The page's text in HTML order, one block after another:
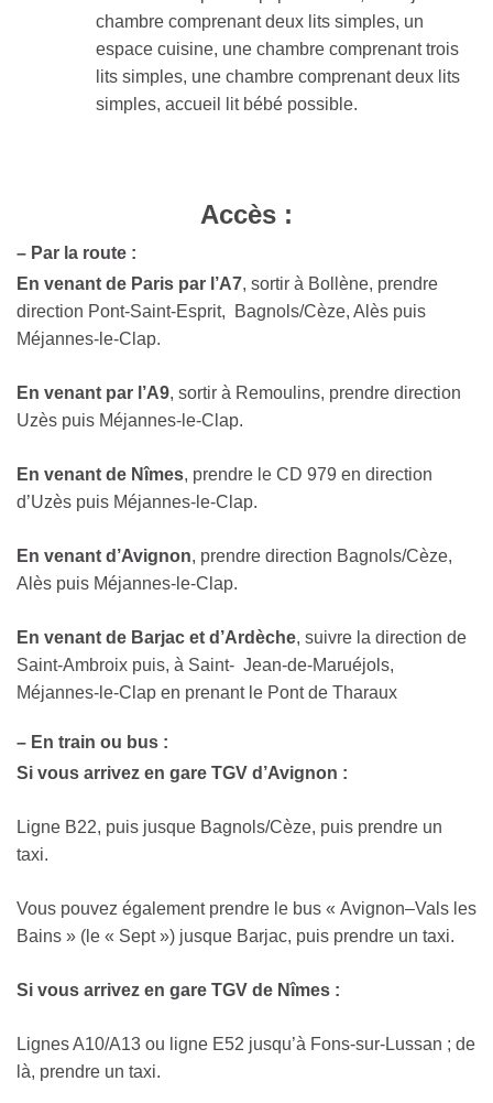
chambre comprenant deux lits simples, un
espace cuisine, une chambre comprenant trois
lits simples, une chambre comprenant deux lits
simples, accueil lit bébé possible.
Accès :
– Par la route :
En venant de Paris par l’A7, sortir à Bollène, prendre
direction Pont-Saint-Esprit, Bagnols/Cèze, Alès puis
Méjannes-le-Clap.
En venant par l’A9, sortir à Remoulins, prendre direction
Uzès puis Méjannes-le-Clap.
En venant de Nîmes, prendre le CD 979 en direction
d’Uzès puis Méjannes-le-Clap.
En venant d’Avignon, prendre direction Bagnols/Cèze,
Alès puis Méjannes-le-Clap.
En venant de Barjac et d’Ardèche, suivre la direction de
Saint-Ambroix puis, à Saint- Jean-de-Maruéjols,
Méjannes-le-Clap en prenant le Pont de Tharaux
– En train ou bus :
Si vous arrivez en gare TGV d’Avignon :
Ligne B22, puis jusque Bagnols/Cèze, puis prendre un
taxi.
Vous pouvez également prendre le bus « Avignon–Vals les
Bains » (le « Sept ») jusque Barjac, puis prendre un taxi.
Si vous arrivez en gare TGV de Nîmes :
Lignes A10/A13 ou ligne E52 jusqu’à Fons-sur-Lussan ; de
là, prendre un taxi.